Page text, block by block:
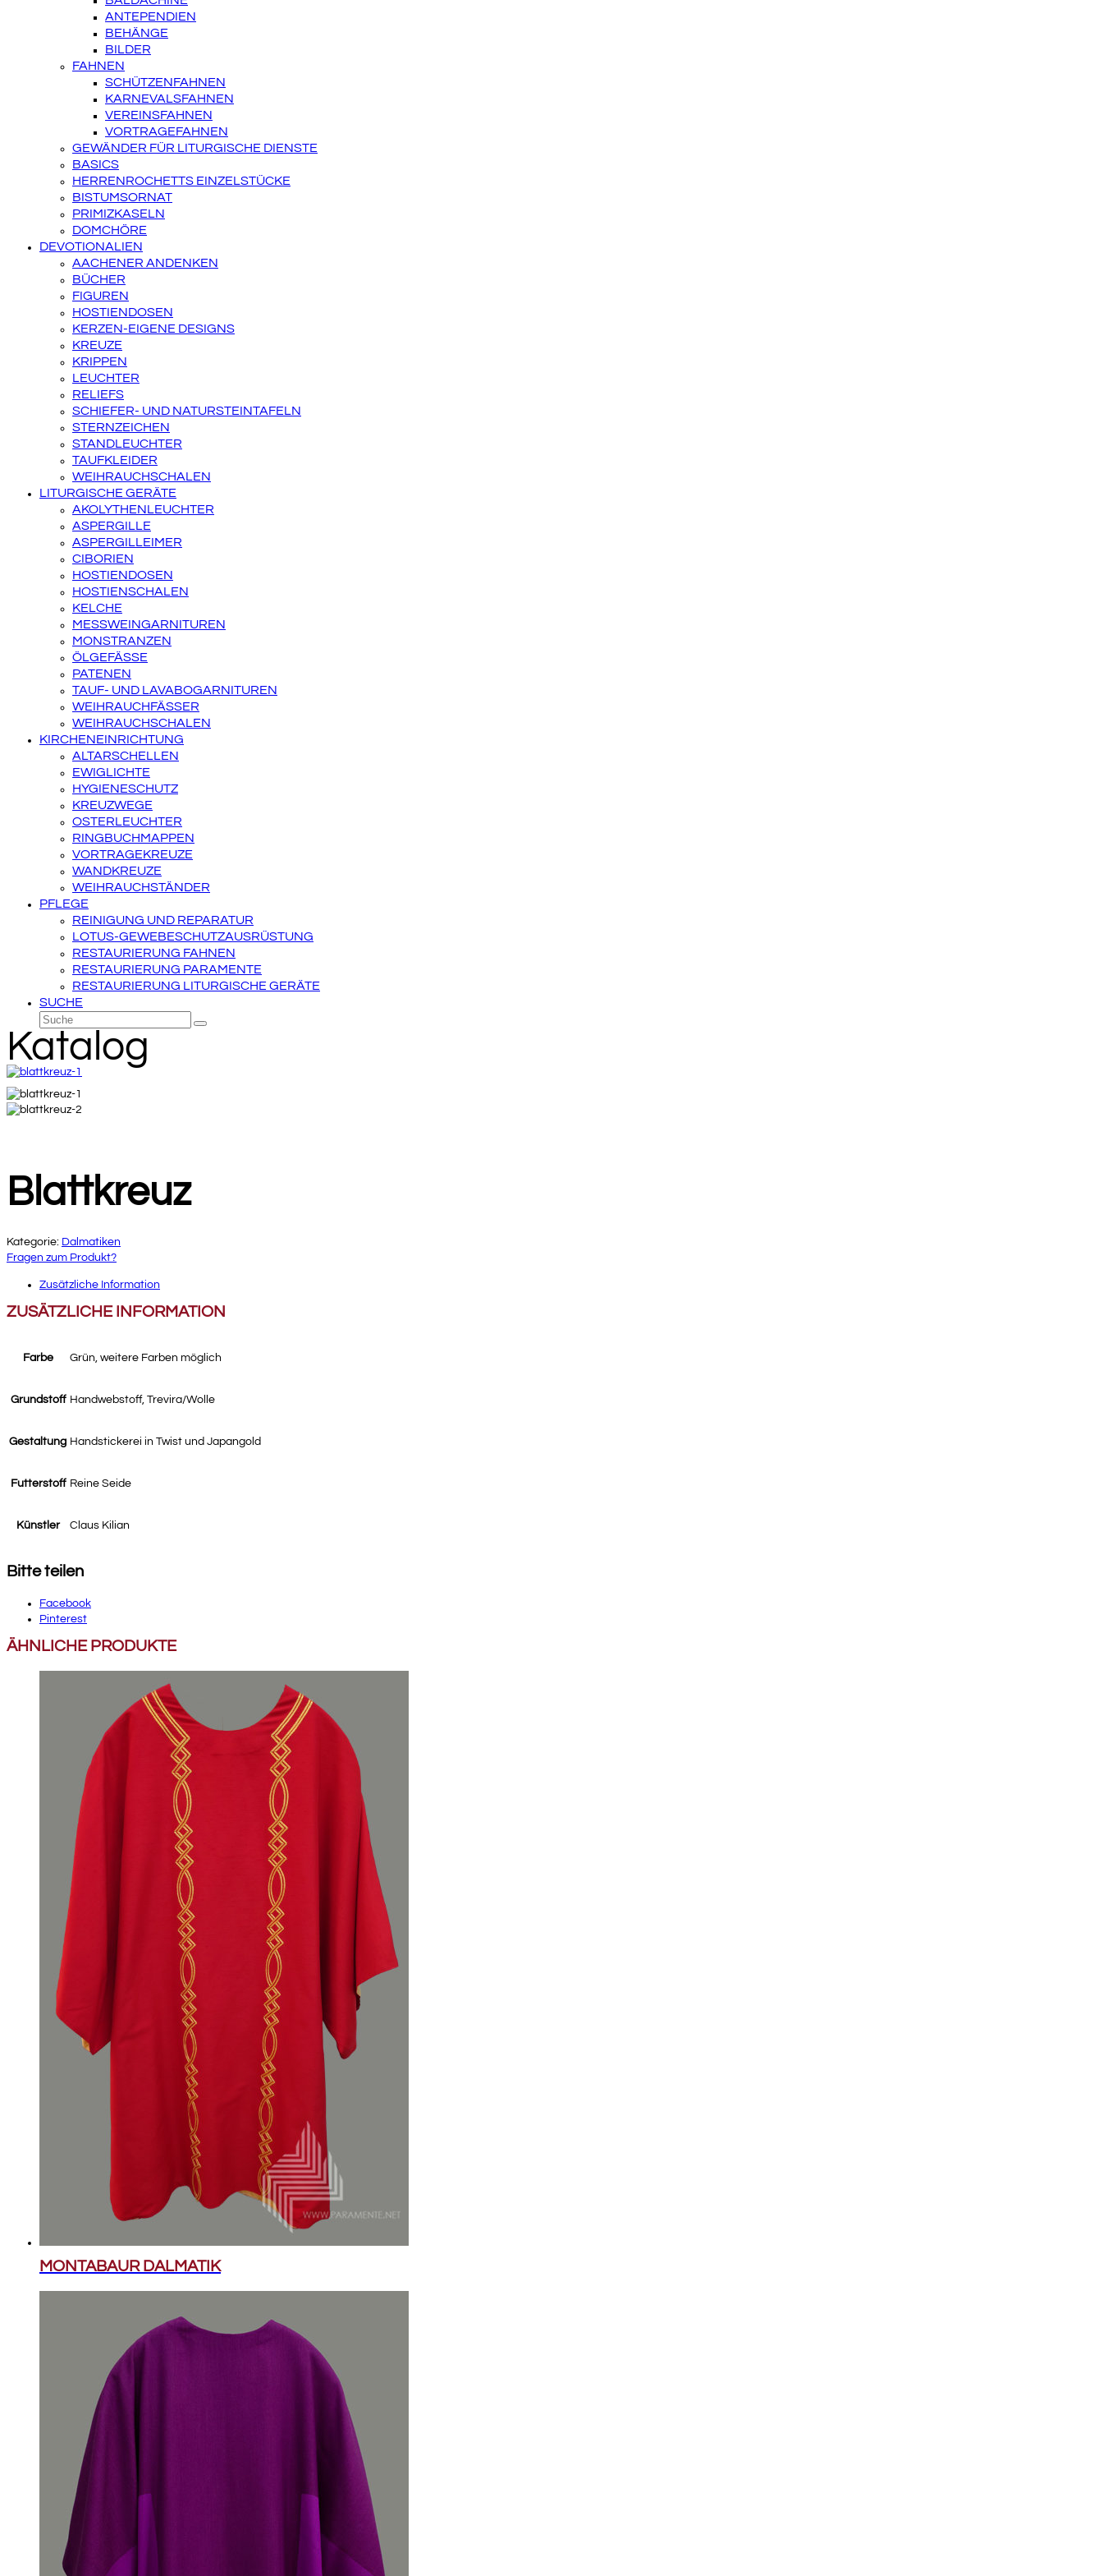
ANTEPENDIEN
BEHÄNGE
BILDER
FAHNEN
SCHÜTZENFAHNEN
KARNEVALSFAHNEN
VEREINSFAHNEN
VORTRAGEFAHNEN
GEWÄNDER FÜR LITURGISCHE DIENSTE
BASICS
HERRENROCHETTS EINZELSTÜCKE
BISTUMSORNAT
PRIMIZKASELN
DOMCHÖRE
DEVOTIONALIEN
AACHENER ANDENKEN
BÜCHER
FIGUREN
HOSTIENDOSEN
KERZEN-EIGENE DESIGNS
KREUZE
KRIPPEN
LEUCHTER
RELIEFS
SCHIEFER- UND NATURSTEINTAFELN
STERNZEICHEN
STANDLEUCHTER
TAUFKLEIDER
WEIHRAUCHSCHALEN
LITURGISCHE GERÄTE
AKOLYTHENLEUCHTER
ASPERGILLE
ASPERGILLEIMER
CIBORIEN
HOSTIENDOSEN
HOSTIENSCHALEN
KELCHE
MESSWEINGARNITUREN
MONSTRANZEN
ÖLGEFÄSSE
PATENEN
TAUF- UND LAVABOGARNITUREN
WEIHRAUCHFÄSSER
WEIHRAUCHSCHALEN
KIRCHENEINRICHTUNG
ALTARSCHELLEN
EWIGLICHTE
HYGIENESCHUTZ
KREUZWEGE
OSTERLEUCHTER
RINGBUCHMAPPEN
VORTRAGEKREUZE
WANDKREUZE
WEIHRAUCHSTÄNDER
PFLEGE
REINIGUNG UND REPARATUR
LOTUS-GEWEBESCHUTZAUSRÜSTUNG
RESTAURIERUNG FAHNEN
RESTAURIERUNG PARAMENTE
RESTAURIERUNG LITURGISCHE GERÄTE
SUCHE
Suche
Senden
Katalog
Blattkreuz
Kategorie: Dalmatiken
Fragen zum Produkt?
Zusätzliche Information
ZUSÄTZLICHE INFORMATION
Farbe Grün, weitere Farben möglich
Grundstoff Handwebstoff, Trevira/Wolle
Gestaltung Handstickerei in Twist und Japangold
Futterstoff Reine Seide
Künstler Claus Kilian
Bitte teilen
Facebook
Pinterest
ÄHNLICHE PRODUKTE
MONTABAUR DALMATIK